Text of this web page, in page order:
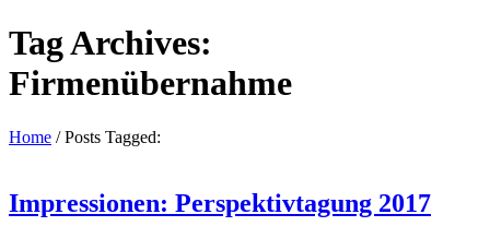
Tag Archives:
Firmenübernahme
Home /Posts Tagged:
Impressionen: Perspektivtagung 2017